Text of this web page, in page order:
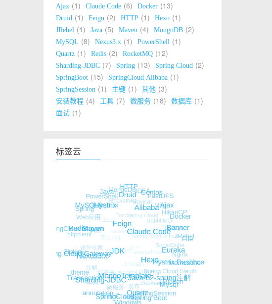
Ajax 1 Claude Code 6 Docker 13
Druid 1 Feign 2 HTTP 1 Hexo 1
JRebel 1 Java 5 Maven 4 MongoDB 2
MySQL 8 Nexus3.x 1 PowerShell 1
Quartz 1 Redis 2 RocketMQ 12
Sharding-JDBC 7 Spring 13 Spring Cloud 2
SpringBoot 15 SpringCloud Alibaba 1
SpringSession 1 主键 1 其他 3
安装教程 4 工具 7 微服务 18 数据库 1
面试 1
标签云